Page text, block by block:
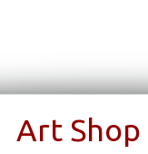
Art Shop